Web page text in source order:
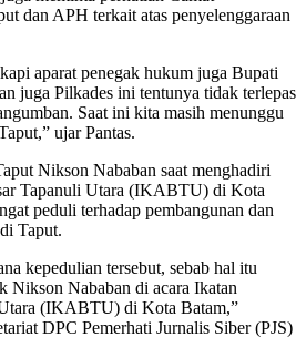
dan APH terkait atas penyelenggaraan
aparat penegak hukum juga Bupati
juga Pilkades ini tentunya tidak terlepas
Saat ini kita masih menunggu
ujar Pantas.
Nikson Nababan saat menghadiri
Tapanuli Utara (IKABTU) di Kota
peduli terhadap pembangunan dan
Taput.
kepedulian tersebut, sebab hal itu
Nikson Nababan di acara Ikatan
(IKABTU) di Kota Batam,”
DPC Pemerhati Jurnalis Siber (PJS)